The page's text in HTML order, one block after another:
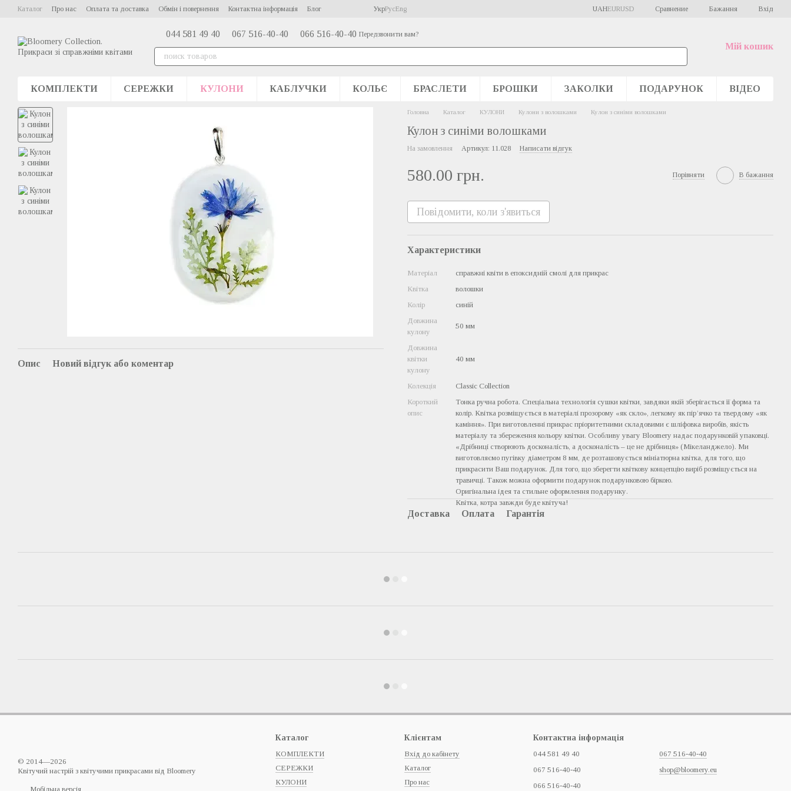
Перейти до основного контенту
Каталог Про нас Оплата та доставка Обмін і повернення Контактна інформація Блог УкрРусEng UAHEURUSD Сравнение Бажання Вхід
044 581 49 40 067 516-40-40 066 516-40-40 Передзвонити вам?
Мій кошик
КОМПЛЕКТИ СЕРЕЖКИ КУЛОНИ КАБЛУЧКИ КОЛЬЄ БРАСЛЕТИ БРОШКИ ЗАКОЛКИ ПОДАРУНОК ВІДЕО
Опис Новий відгук або коментар
Головна Каталог КУЛОНИ Кулони з волошками Кулон з синіми волошками
Кулон з синіми волошками
На замовлення Артикул: 11.028 Написати відгук
580.00 грн. Порівняти В бажання
Повідомити, коли з'явиться
Характеристики
Матеріал
справжні квіти в епоксидній смолі для прикрас
Квітка
волошки
Колір
синій
Довжина
кулону
50 мм
Довжина
квітки
кулону
40 мм
Колекція
Classic Collection
Короткий
опис
Тонка ручна робота. Спеціальна технологія сушки квітки, завдяки якій зберігається її форма та
колір. Квітка розміщується в матеріалі прозорому «як скло», легкому як пір’ячко та твердому «як
каміння». При виготовленні прикрас пріоритетними складовими є шліфовка виробів, якість
матеріалу та збереження кольору квітки. Особливу увагу Bloomery надає подарунковій упаковці.
«Дрібниці створюють досконалість, а досконалість – це не дрібниця» (Мікеланджело). Ми
виготовляємо пугівку діаметром 8 мм, де розташовується мініатюрна квітка, для того, що
прикрасити Ваш подарунок. Для того, що зберегти квіткову концепцію виріб розміщується на
травичці. Також можна оформити подарунок подарунковою біркою.
Оригінальна ідея та стильне оформлення подарунку.
Квітка, котра завжди буде квітуча!
Доставка Оплата Гарантія
© 2014—2026
Квітучий настрій з квітучими прикрасами від Bloomery
Мобільна версія
Каталог
КОМПЛЕКТИ
СЕРЕЖКИ
КУЛОНИ
Клієнтам
Вхід до кабінету
Каталог
Про нас
Контактна інформація
044 581 49 40
067 516-40-40
066 516-40-40
067 516-40-40
shop@bloomery.eu